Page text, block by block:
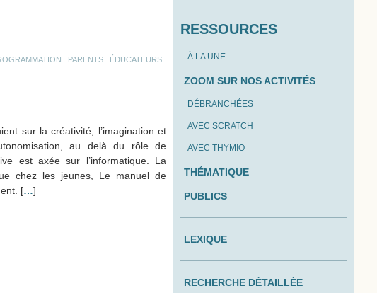
PARENTS. ÉDUCATEURS.
sur la créativité, l’imagination et
au delà du rôle de
est axée sur l’informatique. La
chez les jeunes, Le manuel de
[…]
RESSOURCES
À LA UNE
ZOOM SUR NOS ACTIVITÉS
DÉBRANCHÉES
AVEC SCRATCH
AVEC THYMIO
THÉMATIQUE
PUBLICS
LEXIQUE
RECHERCHE DÉTAILLÉE